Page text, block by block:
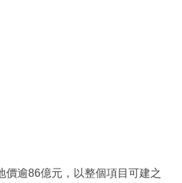
價逾86億元，以整個項目可建之